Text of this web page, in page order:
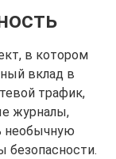
в котором
вклад в
трафик,
журналы,
необычную
безопасности.